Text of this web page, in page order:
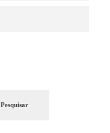
Pesquisar